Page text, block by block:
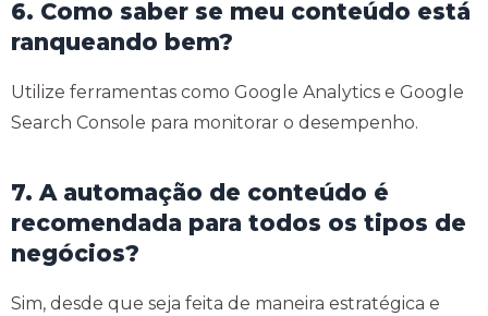
6. Como saber se meu conteúdo está
ranqueando bem?
Utilize ferramentas como Google Analytics e Google
Search Console para monitorar o desempenho.
7. A automação de conteúdo é
recomendada para todos os tipos de
negócios?
Sim, desde que seja feita de maneira estratégica e